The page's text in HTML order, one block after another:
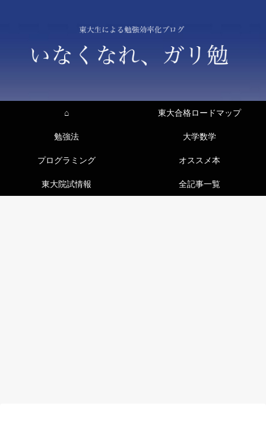
⌂ 東大合格ロードマップ
勉強法 大学数学
プログラミング オススメ本
東大院試情報 全記事一覧